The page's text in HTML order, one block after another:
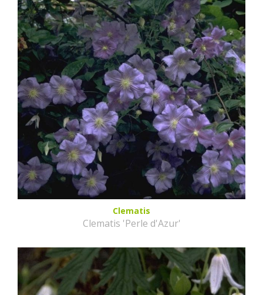
Clematis
Clematis 'Perle d'Azur'